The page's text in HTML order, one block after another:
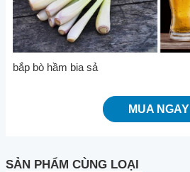
bắp bò hầm bia sả
MUA NGAY
SẢN PHẨM CÙNG LOẠI